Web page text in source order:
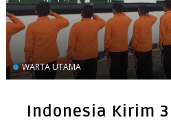
WARTA UTAMA
Indonesia Kirim